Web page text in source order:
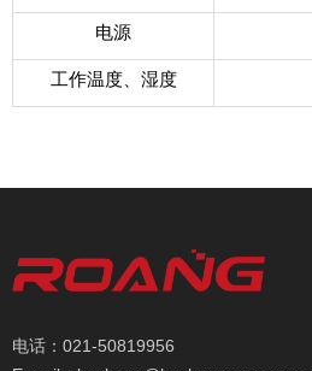
电源
工作温度、湿度
电话：021-50819956